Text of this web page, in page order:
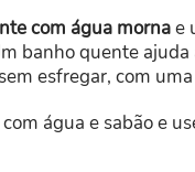
com água mornae
banho quente ajuda
esfregar, com
água e sabão e